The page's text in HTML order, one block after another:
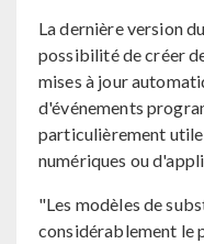
La dernière version
possibilité de créer
mises à jour
d'événements
particulièrement
numériques ou
"Les modèles de
considérablement le